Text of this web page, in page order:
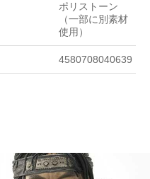
ポリストーン
（一部に別素材
使用）
4580708040639